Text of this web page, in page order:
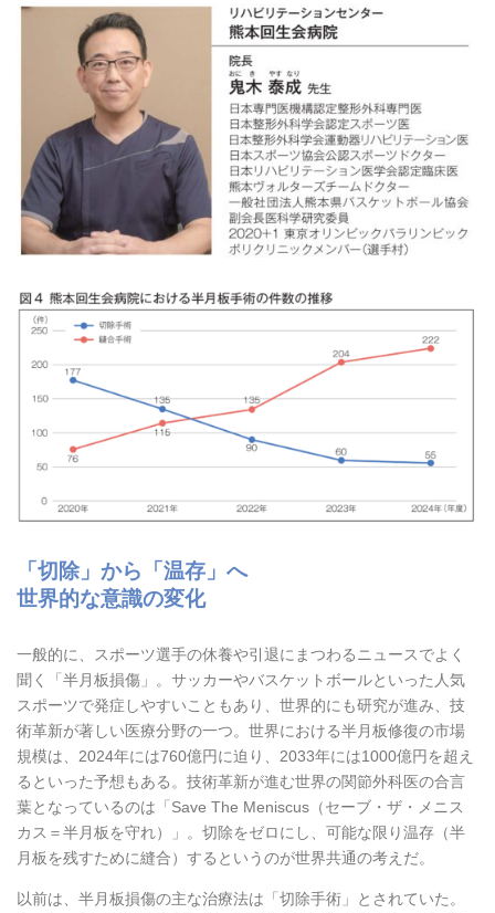
「切除」から「温存」へ
世界的な意識の変化
一般的に、スポーツ選手の休養や引退にまつわるニュースでよく
聞く「半月板損傷」。サッカーやバスケットボールといった人気
スポーツで発症しやすいこともあり、世界的にも研究が進み、技
術革新が著しい医療分野の一つ。世界における半月板修復の市場
規模は、2024年には760億円に迫り、2033年には1000億円を超え
るといった予想もある。技術革新が進む世界の関節外科医の合言
葉となっているのは「Save The Meniscus（セーブ・ザ・メニス
カス＝半月板を守れ）」。切除をゼロにし、可能な限り温存（半
月板を残すために縫合）するというのが世界共通の考えだ。
以前は、半月板損傷の主な治療法は「切除手術」とされていた。